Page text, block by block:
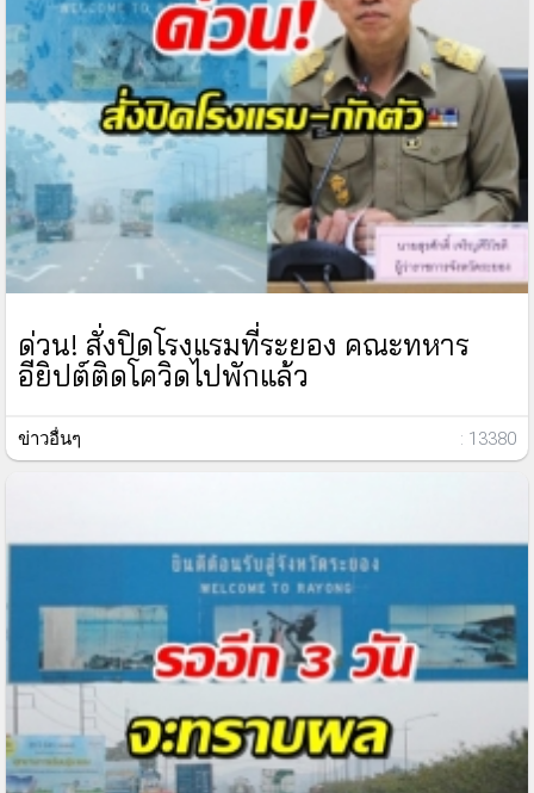
ด่วน! สั่งปิดโรงแรมที่ระยอง คณะทหาร
อียิปต์ติดโควิดไปพักแล้ว
ข่าวอื่นๆ : 13380